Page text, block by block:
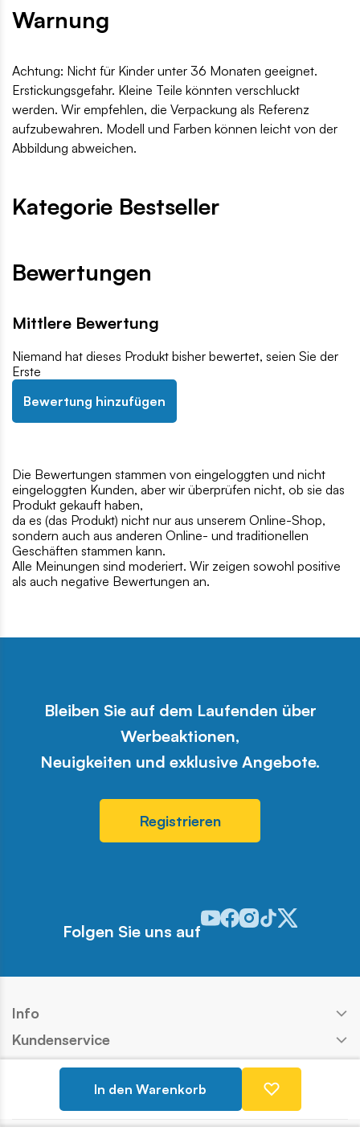
In den Warenkorb
Warnung
Achtung: Nicht für Kinder unter 36 Monaten geeignet.
Erstickungsgefahr. Kleine Teile könnten verschluckt
werden. Wir empfehlen, die Verpackung als Referenz
aufzubewahren. Modell und Farben können leicht von der
Abbildung abweichen.
Kategorie Bestseller
Bewertungen
Mittlere Bewertung
Niemand hat dieses Produkt bisher bewertet, seien Sie der
Erste
Bewertung hinzufügen
Die Bewertungen stammen von eingeloggten und nicht
eingeloggten Kunden, aber wir überprüfen nicht, ob sie das
Produkt gekauft haben,
da es (das Produkt) nicht nur aus unserem Online-Shop,
sondern auch aus anderen Online- und traditionellen
Geschäften stammen kann.
Alle Meinungen sind moderiert. Wir zeigen sowohl positive
als auch negative Bewertungen an.
Bleiben Sie auf dem Laufenden über
Werbeaktionen,
Neuigkeiten und exklusive Angebote.
Registrieren
Folgen Sie uns auf
Odwiedź nasz profil w
Odwiedź nasz profil w
Odwiedź nasz profil w
Odwiedź nasz
Odwiedź nasz
Info
Kundenservice